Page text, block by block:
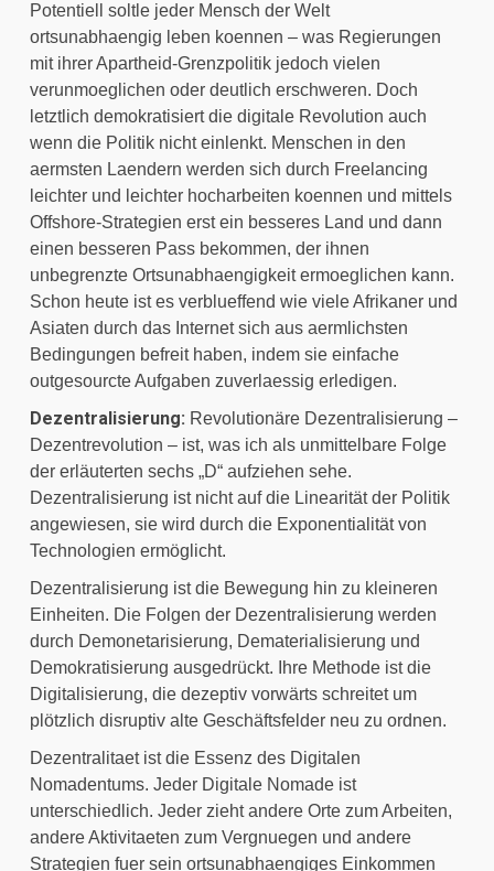
Potentiell soltle jeder Mensch der Welt
ortsunabhaengig leben koennen – was Regierungen
mit ihrer Apartheid-Grenzpolitik jedoch vielen
verunmoeglichen oder deutlich erschweren. Doch
letztlich demokratisiert die digitale Revolution auch
wenn die Politik nicht einlenkt. Menschen in den
aermsten Laendern werden sich durch Freelancing
leichter und leichter hocharbeiten koennen und mittels
Offshore-Strategien erst ein besseres Land und dann
einen besseren Pass bekommen, der ihnen
unbegrenzte Ortsunabhaengigkeit ermoeglichen kann.
Schon heute ist es verblueffend wie viele Afrikaner und
Asiaten durch das Internet sich aus aermlichsten
Bedingungen befreit haben, indem sie einfache
outgesourcte Aufgaben zuverlaessig erledigen.
Dezentralisierung: Revolutionäre Dezentralisierung –
Dezentrevolution – ist, was ich als unmittelbare Folge
der erläuterten sechs „D“ aufziehen sehe.
Dezentralisierung ist nicht auf die Linearität der Politik
angewiesen, sie wird durch die Exponentialität von
Technologien ermöglicht.
Dezentralisierung ist die Bewegung hin zu kleineren
Einheiten. Die Folgen der Dezentralisierung werden
durch Demonetarisierung, Dematerialisierung und
Demokratisierung ausgedrückt. Ihre Methode ist die
Digitalisierung, die dezeptiv vorwärts schreitet um
plötzlich disruptiv alte Geschäftsfelder neu zu ordnen.
Dezentralitaet ist die Essenz des Digitalen
Nomadentums. Jeder Digitale Nomade ist
unterschiedlich. Jeder zieht andere Orte zum Arbeiten,
andere Aktivitaeten zum Vergnuegen und andere
Strategien fuer sein ortsunabhaengiges Einkommen